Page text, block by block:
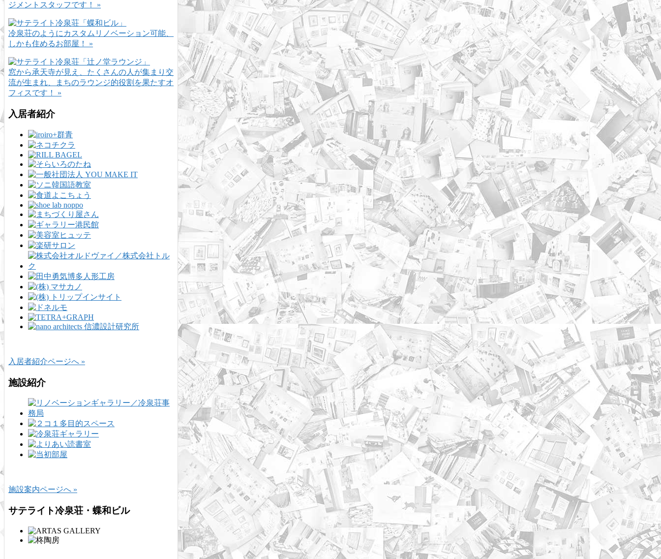
ジメントスタッフです！ »
冷泉荘のようにカスタムリノベーション可能、
しかも住めるお部屋！ »
窓から承天寺が見え、たくさんの人が集まり交
流が生まれ、まちのラウンジ的役割を果たすオ
フィスです！ »
入居者紹介
入居者紹介ページへ »
施設紹介
施設案内ページへ »
サテライト冷泉荘・蝶和ビル